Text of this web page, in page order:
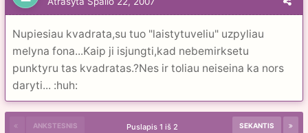
Nupiesiau kvadrata,su tuo "laistytuveliu" uzpyliau
melyna fona...Kaip ji isjungti,kad nebemirksetu
punktyru tas kvadratas.?Nes ir toliau neiseina ka nors
daryti... :huh:
ANKSTESNIS SEKANTIS
Puslapis 1 iš 2